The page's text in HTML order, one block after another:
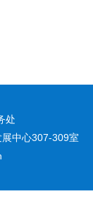
处
中心307-309室